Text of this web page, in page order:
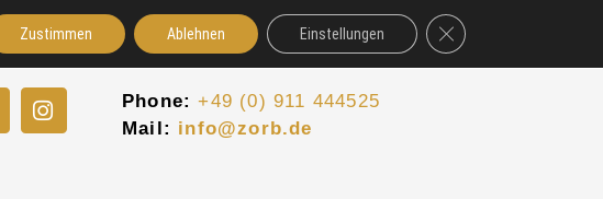
I
n
Phone: +49 (0) 911 444525
Mail: info@zorb.de
Zustimmen Ablehnen Einstellungen GDPR Cookie-Banner